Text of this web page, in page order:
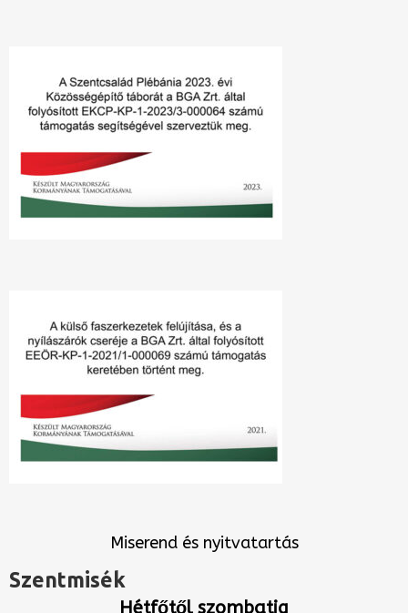
Miserend és nyitvatartás
Szentmisék
Hétfőtől szombatig